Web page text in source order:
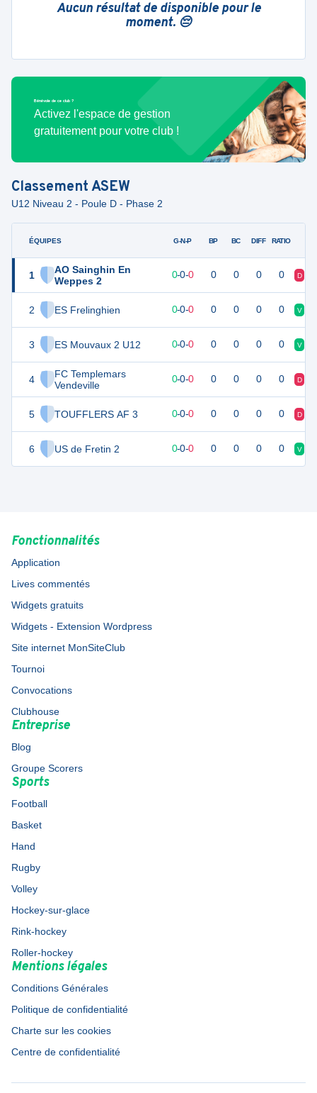
Aucun résultat de disponible pour le
moment. 😔
Bénévole de ce club ?
Activez l'espace de gestion
gratuitement pour votre club !
ClassementASEW
U12 Niveau 2 - Poule D - Phase 2
ÉQUIPES
1
AO Sainghin En
Weppes 2
2 ES Frelinghien
3 ES Mouvaux 2 U12
4
FC Templemars
Vendeville
5 TOUFFLERS AF 3
6 US de Fretin 2
G-N-P BP BC DIFF RATIO
0 0-0-0 0 0 0 0 D
0-0-0 0 0 0 0 V
0 0-0-0 0 0 0 0 V
0-0-0 0 0 0 0 D
0 0-0-0 0 0 0 0 D
0-0-0 0 0 0 0 V
Fonctionnalités
Application
Lives commentés
Widgets gratuits
Widgets - Extension Wordpress
Site internet MonSiteClub
Tournoi
Convocations
Clubhouse
Entreprise
Blog
Groupe Scorers
Sports
Football
Basket
Hand
Rugby
Volley
Hockey-sur-glace
Rink-hockey
Roller-hockey
Mentions légales
Conditions Générales
Politique de confidentialité
Charte sur les cookies
Centre de confidentialité